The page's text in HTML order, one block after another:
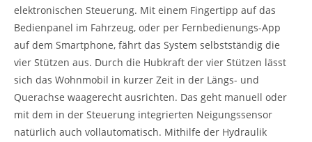
elektronischen Steuerung. Mit einem Fingertipp auf das
Bedienpanel im Fahrzeug, oder per Fernbedienungs-App
auf dem Smartphone, fährt das System selbstständig die
vier Stützen aus. Durch die Hubkraft der vier Stützen lässt
sich das Wohn­mobil in kurzer Zeit in der Längs- und
Querachse waagerecht ausrichten. Das geht manuell oder
mit dem in der Steuerung integrierten Neigungssensor
natürlich auch vollautomatisch. Mithilfe der Hydraulik